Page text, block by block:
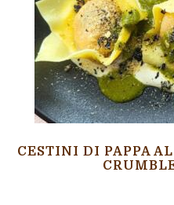
CESTINI DI PAPPA